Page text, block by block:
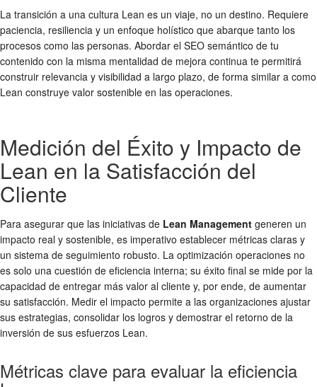
La transición a una cultura Lean es un viaje, no un destino. Requiere
paciencia, resiliencia y un enfoque holístico que abarque tanto los
procesos como las personas. Abordar el SEO semántico de tu
contenido con la misma mentalidad de mejora continua te permitirá
construir relevancia y visibilidad a largo plazo, de forma similar a como
Lean construye valor sostenible en las operaciones.
Medición del Éxito y Impacto de
Lean en la Satisfacción del
Cliente
Para asegurar que las iniciativas de Lean Management generen un
impacto real y sostenible, es imperativo establecer métricas claras y
un sistema de seguimiento robusto. La optimización operaciones no
es solo una cuestión de eficiencia interna; su éxito final se mide por la
capacidad de entregar más valor al cliente y, por ende, de aumentar
su satisfacción. Medir el impacto permite a las organizaciones ajustar
sus estrategias, consolidar los logros y demostrar el retorno de la
inversión de sus esfuerzos Lean.
Métricas clave para evaluar la eficiencia